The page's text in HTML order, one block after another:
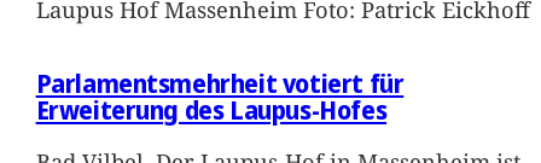
Laupus Hof Massenheim Foto: Patrick Eickhoff
Parlamentsmehrheit votiert für
Erweiterung des Laupus-Hofes